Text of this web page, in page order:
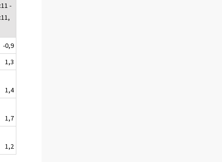
-
-0,9
1,3
1,4
1,7
1,2